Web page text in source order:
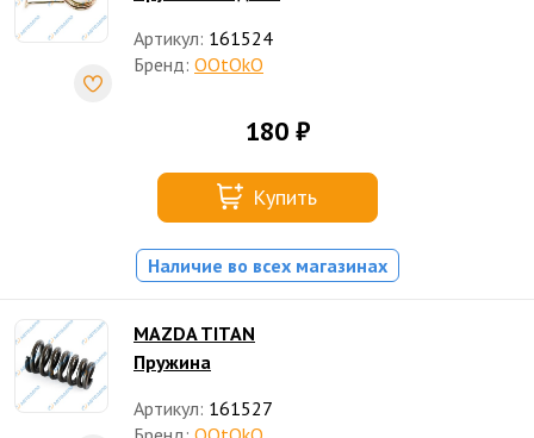
Артикул: 161524
Бренд: OOtOkO
180 ₽
Купить
Наличие во всех магазинах
MAZDA TITAN
Пружина
Артикул: 161527